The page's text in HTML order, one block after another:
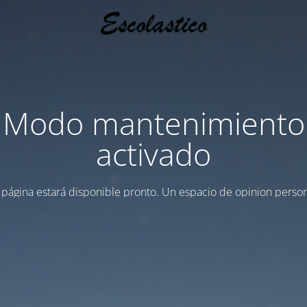
Modo mantenimiento
activado
estará disponible pronto. Un espacio de opinion